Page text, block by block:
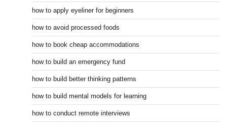
how to apply eyeliner for beginners
how to avoid processed foods
how to book cheap accommodations
how to build an emergency fund
how to build better thinking patterns
how to build mental models for learning
how to conduct remote interviews